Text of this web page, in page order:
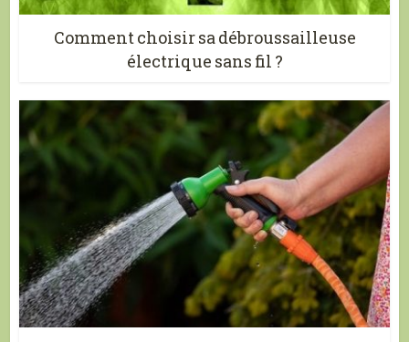
Comment choisir sa débroussailleuse
électrique sans fil ?